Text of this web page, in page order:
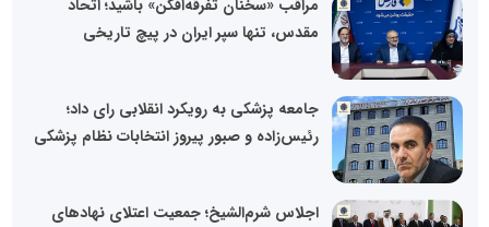
مراقب «سخنان تفرقه‌افکن» باشید؛ اتحاد
مقدس، تنها سپر ایران در پیچ تاریخی
جامعه پزشکی به رویکرد انقلابی رای داد؛
رئیس‌زاده و صبور پیروز انتخابات نظام پزشکی
اجلاس شرم‌الشیخ؛ جمعیت اعتلای نهادهای